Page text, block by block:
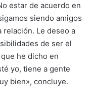
estar de acuerdo en
siendo amigos
relación. Le deseo a
de ser el
he dicho en
yo, tiene a gente
bien», concluye.